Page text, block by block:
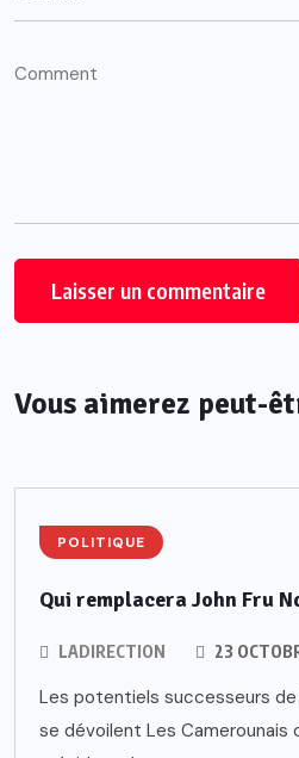
Vous aimerez peut-
POLITIQUE
Qui remplacera John Fru
LADIRECTION 23
Les potentiels successeurs
se dévoilent Les Camerounais